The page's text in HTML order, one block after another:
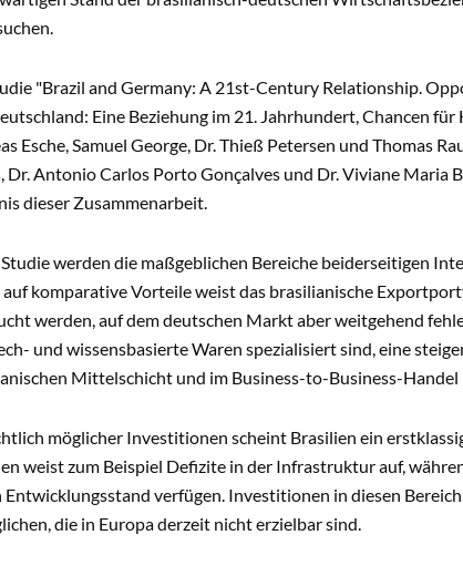
"Brazil and Germany: A 21st-Century Relationship.
Eine Beziehung im 21. Jahrhundert, Chancen
Esche, Samuel George, Dr. Thieß Petersen und Thomas
Dr. Antonio Carlos Porto Gonçalves und Dr. Viviane Maria
dieser Zusammenarbeit.
werden die maßgeblichen Bereiche beiderseitigen
auf komparative Vorteile weist das brasilianische
werden, auf dem deutschen Markt aber weitgehend
und wissensbasierte Waren spezialisiert sind, eine
Mittelschicht und im Business-to-Business-
möglicher Investitionen scheint Brasilien ein
weist zum Beispiel Defizite in der Infrastruktur auf,
Entwicklungsstand verfügen. Investitionen in diesen
die in Europa derzeit nicht erzielbar sind.